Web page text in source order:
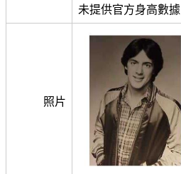
未提供官方身高數據
照片